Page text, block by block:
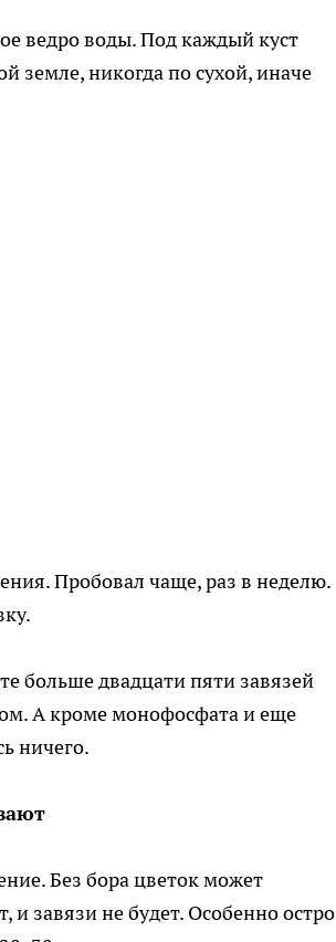
ведро воды. Под каждый куст
земле, никогда по сухой, иначе
Пробовал чаще, раз в неделю.
больше двадцати пяти завязей
А кроме монофосфата и еще
ничего.
Без бора цветок может
и завязи не будет. Особенно остро